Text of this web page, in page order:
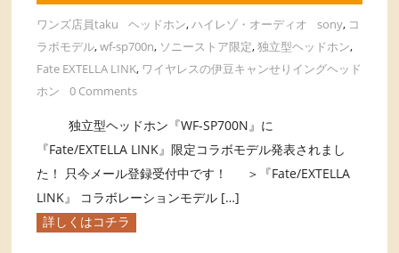
ワンズ店員taku ヘッドホン,ハイレゾ・オーディオ sony, コ
ラボモデル,wf-sp700n, ソニーストア限定,独立型ヘッドホン,
Fate EXTELLA LINK, ワイヤレスの伊豆キャンせりイングヘッド
ホン
0 Comments
独立型ヘッドホン『WF-SP700N』に
『Fate/EXTELLA LINK』限定コラボモデル発表されまし
た！ 只今メール登録受付中です！ ＞『Fate/EXTELLA
LINK』 コラボレーションモデル […]
詳しくはコチラ